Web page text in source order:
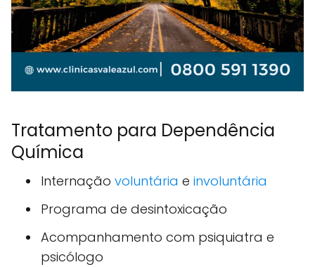
Tratamento para Dependência
Química
Internação voluntária e involuntária
Programa de desintoxicação
Acompanhamento com psiquiatra e
psicólogo